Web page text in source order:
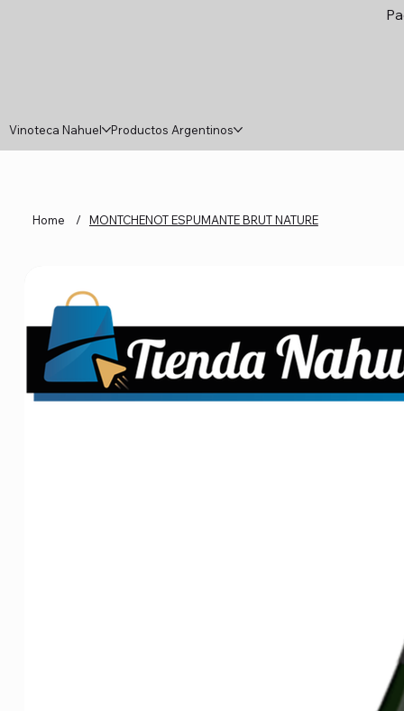
Vinoteca Nahuel Productos Argentinos
Home / MONTCHENOT ESPUMANTE BRUT NATURE